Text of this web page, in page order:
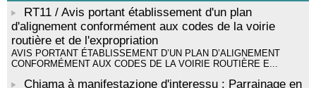
RT11 / Avis portant établissement d'un plan
d'alignement conformément aux codes de la voirie
routière et de l'expropriation
AVIS PORTANT ÉTABLISSEMENT D’UN PLAN D’ALIGNEMENT
CONFORMÉMENT AUX CODES DE LA VOIRIE ROUTIÈRE E...
Chjama à manifestazione d'interessu : Parrainage en